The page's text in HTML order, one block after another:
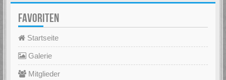
FAVORITEN
Startseite
Galerie
Mitglieder